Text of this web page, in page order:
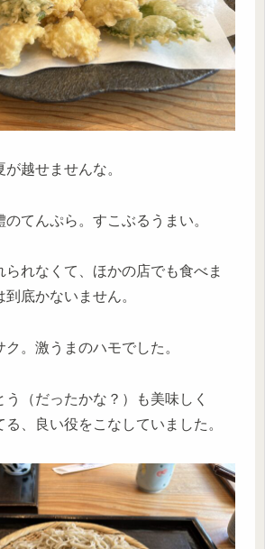
越せませんな。
てんぷら。すこぶるうまい。
られなくて、ほかの店でも食べま
底かないません。
。激うまのハモでした。
（だったかな？）も美味しく
、良い役をこなしていました。